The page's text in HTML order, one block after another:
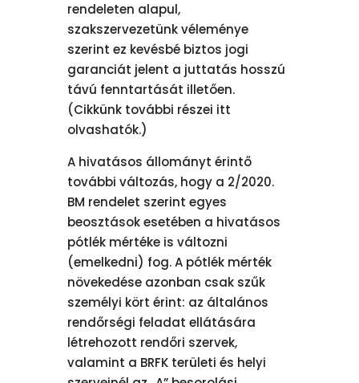
rendeleten alapul,
szakszervezetünk véleménye
szerint ez kevésbé biztos jogi
garanciát jelent a juttatás hosszú
távú fenntartását illetően.
(Cikkünk további részei itt
olvashatók.)
A hivatásos állományt érintő
további változás, hogy a 2/2020.
BM rendelet szerint egyes
beosztások esetében a hivatásos
pótlék mértéke is változni
(emelkedni) fog. A pótlék mérték
növekedése azonban csak szűk
személyi kört érint: az általános
rendőrségi feladat ellátására
létrehozott rendőri szervek,
valamint a BRFK területi és helyi